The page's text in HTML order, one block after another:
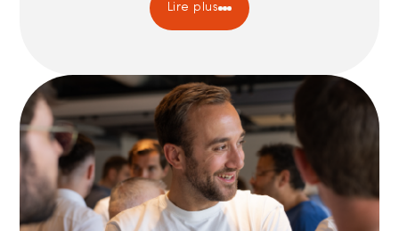
Lire plus